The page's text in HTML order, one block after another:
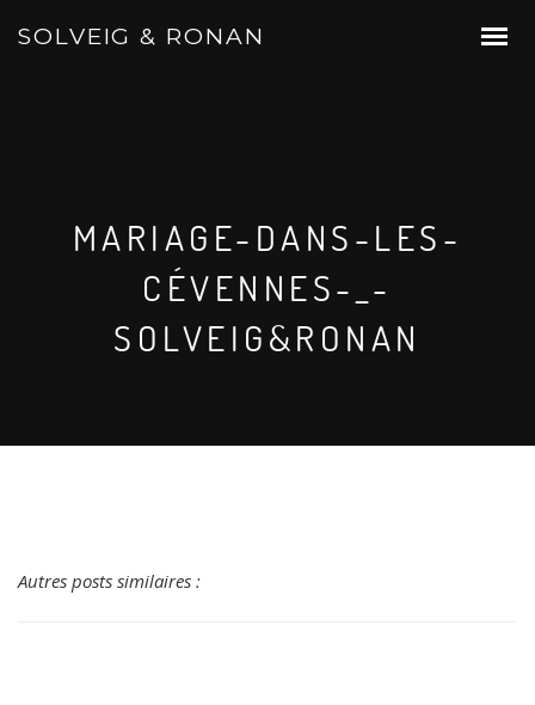
SOLVEIG & RONAN
MARIAGE-DANS-LES-
CÉVENNES-_-
SOLVEIG&RONAN
Autres posts similaires :